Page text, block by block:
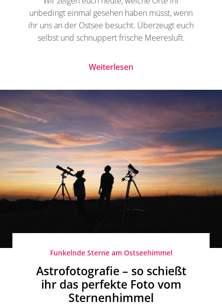
unbedingt einmal gesehen haben müsst, wenn
ihr uns an der Ostsee besucht. Überzeugt euch
selbst und schnuppert frische Meeresluft.
Weiterlesen
Funkelnde Sterne am Ostseehimmel
Astrofotografie – so schießt
ihr das perfekte Foto vom
Sternenhimmel